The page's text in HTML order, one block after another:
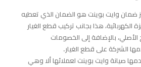
ضمان وايت بوينت هو الضمان الذي تعطيه
الكهربائية، هذا بجانب تركيب قطع الغيار
الأصلي، بالإضافة إلى الخصومات
الشركة على قطع الغيار.
صيانة وايت بوينت لعملائها ألا وهي